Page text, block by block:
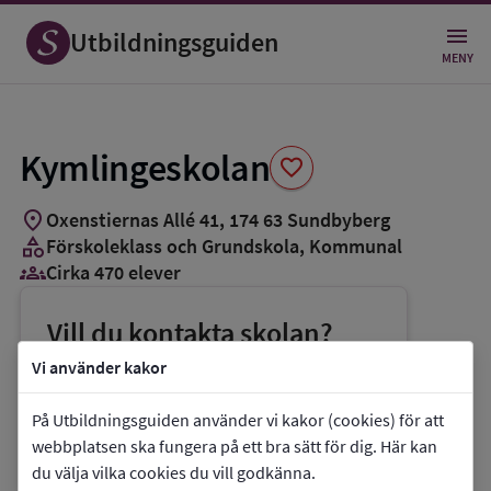
Vi använder kakor
På Utbildningsguiden använder vi kakor (cookies) för att
webbplatsen ska fungera på ett bra sätt för dig. Här kan
du välja vilka cookies du vill godkänna.
Utbildningsguiden MENY
Kymlingeskolan favorite
Spara
som
favorit
location_on Oxenstiernas Allé 41, 174 63 Sundbyberg
categoryFörskoleklass och Grundskola, Kommunal
groups_3Cirka 470 elever
Vill du kontakta skolan?
phoneTelefon:08-7066639
E-post: jessica.boner@sundbyberg.se
link Webbplats:Kymlingeskolan